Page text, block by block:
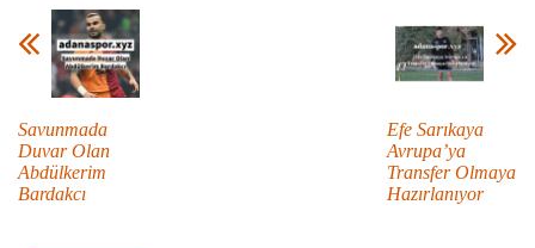
Savunmada
Duvar Olan
Abdülkerim
Bardakcı
Efe Sarıkaya
Avrupa’ya
Transfer Olmaya
Hazırlanıyor